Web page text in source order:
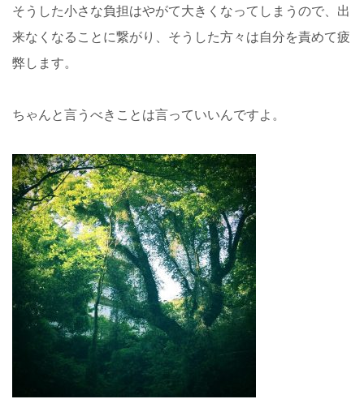
そうした小さな負担はやがて大きくなってしまうので、出
来なくなることに繋がり、そうした方々は自分を責めて疲
弊します。
ちゃんと言うべきことは言っていいんですよ。